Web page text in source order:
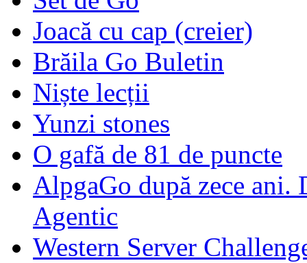
Joacă cu cap (creier)
Brăila Go Buletin
Niște lecții
Yunzi stones
O gafă de 81 de puncte
AlpgaGo după zece ani.
Agentic
Western Server